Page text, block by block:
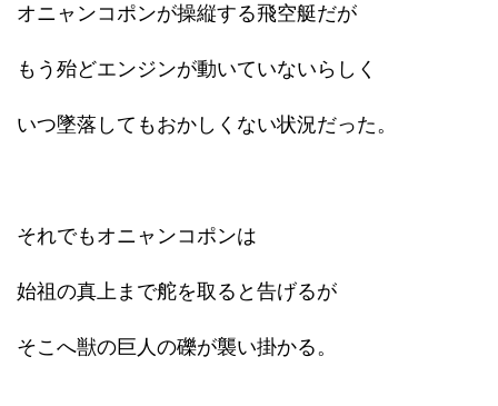
オニャンコポンが操縦する飛空艇だが
もう殆どエンジンが動いていないらしく
いつ墜落してもおかしくない状況だった。
それでもオニャンコポンは
始祖の真上まで舵を取ると告げるが
そこへ獣の巨人の礫が襲い掛かる。